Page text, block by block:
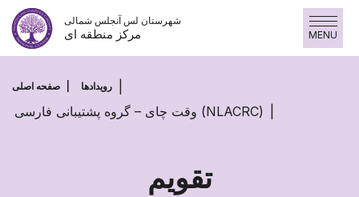
پرش
محتوا
شهرستان لس آنجلس شمالی
مرکز منطقه ای MENU
صفحه اصلی رویدادها
وقت چای – گروه پشتیبانی فارسی (NLACRC)
تقویم